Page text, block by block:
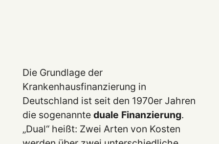
Die Grundlage der
Krankenhausfinanzierung in
Deutschland ist seit den 1970er Jahren
die sogenannte duale Finanzierung.
„Dual“ heißt: Zwei Arten von Kosten